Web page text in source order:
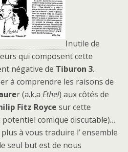
Inutile de
qui composent cette
négative de Tiburon 3.
à comprendre les raisons de
r (a.k.a Ethel) aux côtés de
Fitz Royce sur cette
comique discutable)…
à vous traduire l’ ensemble
seul but est de nous